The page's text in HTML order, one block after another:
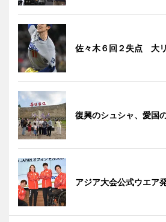
佐々木６回２失点 大
復興のシュシャ、愛国
アジア大会公式ウエア